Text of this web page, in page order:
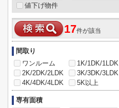
値下げ物件
17件が該当
間取り
ワンルーム
1K/1DK/1LDK
2K/2DK/2LDK
3K/3DK/3LDK
4K/4DK/4LDK
5K以上
専有面積